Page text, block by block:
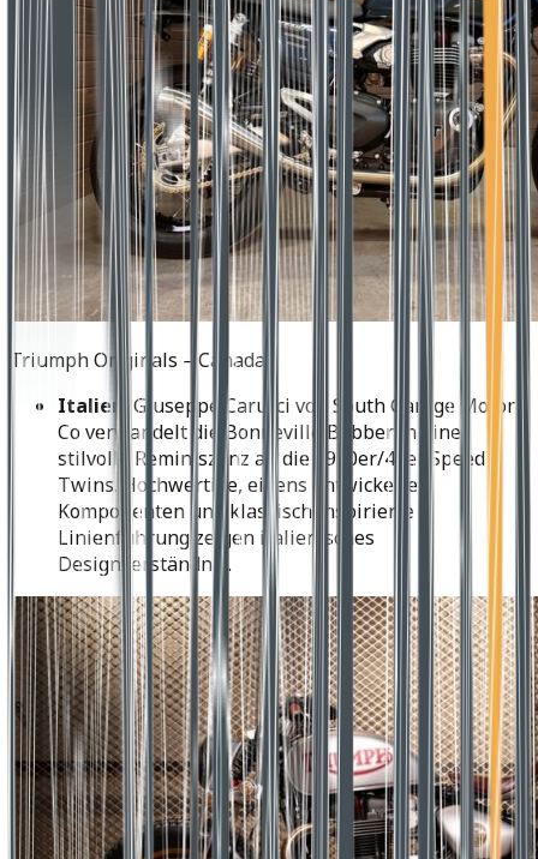
Triumph Originals – Canada
Italien: Giuseppe Carucci von South Garage Motor
Co verwandelt die Bonneville Bobber in eine
stilvolle Reminiszenz an die 1930er/40er Speed
Twins. Hochwertige, eigens entwickelte
Komponenten und klassisch inspirierte
Linienführung zeigen italienisches
Designverständnis.